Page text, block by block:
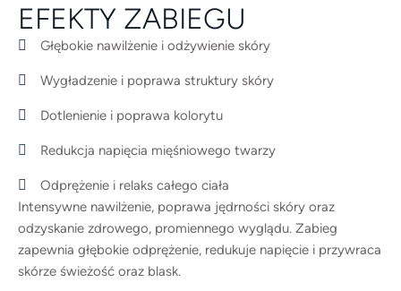
EFEKTY ZABIEGU
Głębokie nawilżenie i odżywienie skóry
Wygładzenie i poprawa struktury skóry
Dotlenienie i poprawa kolorytu
Redukcja napięcia mięśniowego twarzy
Odprężenie i relaks całego ciała
Intensywne nawilżenie, poprawa jędrności skóry oraz
odzyskanie zdrowego, promiennego wyglądu. Zabieg
zapewnia głębokie odprężenie, redukuje napięcie i przywraca
skórze świeżość oraz blask.